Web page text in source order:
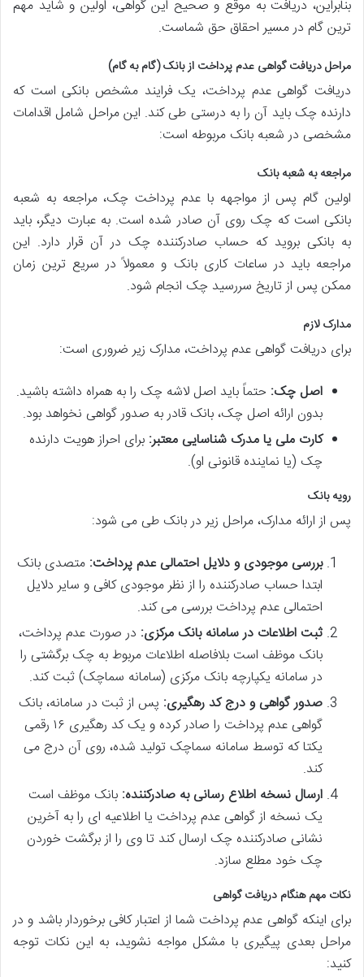
بنابراین، دریافت به موقع و صحیح این گواهی، اولین و شاید مهم
ترین گام در مسیر احقاق حق شماست.
مراحل دریافت گواهی عدم پرداخت از بانک (گام به گام)
دریافت گواهی عدم پرداخت، یک فرایند مشخص بانکی است که
دارنده چک باید آن را به درستی طی کند. این مراحل شامل اقدامات
مشخصی در شعبه بانک مربوطه است:
مراجعه به شعبه بانک
اولین گام پس از مواجهه با عدم پرداخت چک، مراجعه به شعبه
بانکی است که چک روی آن صادر شده است. به عبارت دیگر، باید
به بانکی بروید که حساب صادرکننده چک در آن قرار دارد. این
مراجعه باید در ساعات کاری بانک و معمولاً در سریع ترین زمان
ممکن پس از تاریخ سررسید چک انجام شود.
مدارک لازم
برای دریافت گواهی عدم پرداخت، مدارک زیر ضروری است:
اصل چک: حتماً باید اصل لاشه چک را به همراه داشته باشید.
بدون ارائه اصل چک، بانک قادر به صدور گواهی نخواهد بود.
کارت ملی یا مدرک شناسایی معتبر: برای احراز هویت دارنده
چک (یا نماینده قانونی او).
رویه بانک
پس از ارائه مدارک، مراحل زیر در بانک طی می شود:
بررسی موجودی و دلایل احتمالی عدم پرداخت: متصدی بانک
ابتدا حساب صادرکننده را از نظر موجودی کافی و سایر دلایل
احتمالی عدم پرداخت بررسی می کند.
ثبت اطلاعات در سامانه بانک مرکزی: در صورت عدم پرداخت،
بانک موظف است بلافاصله اطلاعات مربوط به چک برگشتی را
در سامانه یکپارچه بانک مرکزی (سامانه سماچک) ثبت کند.
صدور گواهی و درج کد رهگیری: پس از ثبت در سامانه، بانک
گواهی عدم پرداخت را صادر کرده و یک کد رهگیری ۱۶ رقمی
یکتا که توسط سامانه سماچک تولید شده، روی آن درج می
کند.
ارسال نسخه اطلاع رسانی به صادرکننده: بانک موظف است
یک نسخه از گواهی عدم پرداخت یا اطلاعیه ای را به آخرین
نشانی صادرکننده چک ارسال کند تا وی را از برگشت خوردن
چک خود مطلع سازد.
نکات مهم هنگام دریافت گواهی
برای اینکه گواهی عدم پرداخت شما از اعتبار کافی برخوردار باشد و در
مراحل بعدی پیگیری با مشکل مواجه نشوید، به این نکات توجه
کنید: